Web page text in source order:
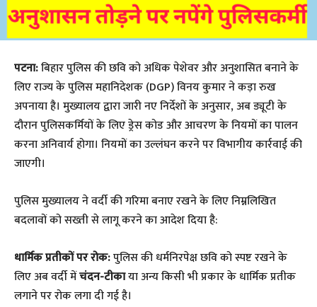
पटना:बिहार पुलिस की छवि को अधिक पेशेवर और अनुशासित बनाने के
लिए राज्य के पुलिस महानिदेशक (DGP) विनय कुमार ने कड़ा रुख
अपनाया है। मुख्यालय द्वारा जारी नए निर्देशों के अनुसार, अब ड्यूटी के
दौरान पुलिसकर्मियों के लिए ड्रेस कोड और आचरण के नियमों का पालन
करना अनिवार्य होगा। नियमों का उल्लंघन करने पर विभागीय कार्रवाई की
जाएगी।
​पुलिस मुख्यालय ने वर्दी की गरिमा बनाए रखने के लिए निम्नलिखित
बदलावों को सख्ती से लागू करने का आदेश दिया है:
धार्मिक प्रतीकों पर रोक:पुलिस की धर्मनिरपेक्ष छवि को स्पष्ट रखने के
लिए अब वर्दी मेंचंदन-टीकाया अन्य किसी भी प्रकार के धार्मिक प्रतीक
लगाने पर रोक लगा दी गई है।